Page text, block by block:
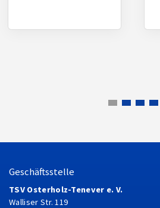
Geschäftsstelle
TSV Osterholz-Tenever e. V.
Walliser Str. 119